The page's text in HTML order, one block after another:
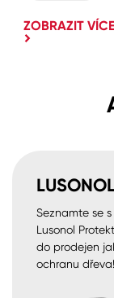
ZOBRAZIT VÍCE
Seznamte se
Lusonol
do prodejen
ochranu dřeva!